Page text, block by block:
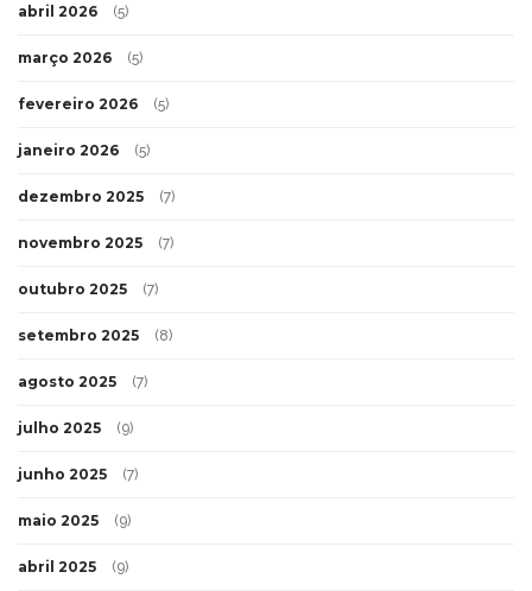
abril 2026 (5)
março 2026 (5)
fevereiro 2026 (5)
janeiro 2026 (5)
dezembro 2025 (7)
novembro 2025 (7)
outubro 2025 (7)
setembro 2025 (8)
agosto 2025 (7)
julho 2025 (9)
junho 2025 (7)
maio 2025 (9)
abril 2025 (9)